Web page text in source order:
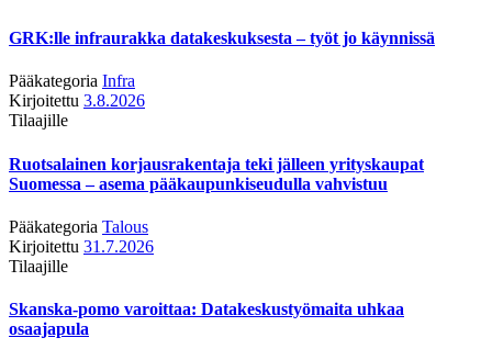
GRK:lle infraurakka datakeskuksesta – työt jo käynnissä
Pääkategoria Infra
Kirjoitettu 3.8.2026
Tilaajille
Ruotsalainen korjausrakentaja teki jälleen yrityskaupat
Suomessa – asema pääkaupunkiseudulla vahvistuu
Pääkategoria Talous
Kirjoitettu 31.7.2026
Tilaajille
Skanska-pomo varoittaa: Datakeskustyömaita uhkaa
osaajapula